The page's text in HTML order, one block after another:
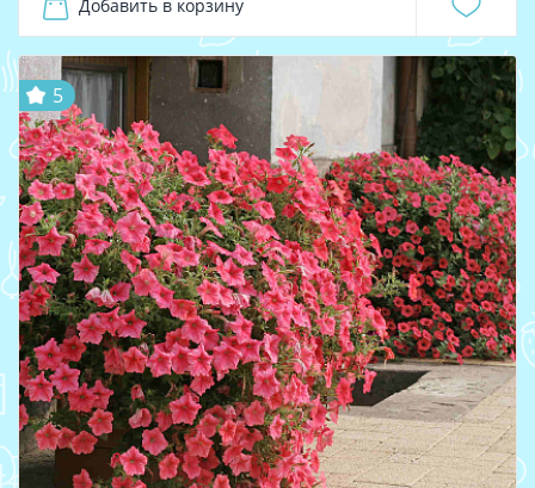
Добавить в корзину
5